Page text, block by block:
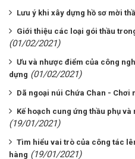
Lưu ý khi xây dựng hồ sơ mời
Giới thiệu các loại gói thầu
(01/02/2021)
Ưu và nhược điểm của công
dựng (01/02/2021)
Dã ngoại núi Chứa Chan - Chơi
Kế hoạch cung ứng thầu phụ
(19/01/2021)
Tìm hiểu vai trò của công tác
hàng (19/01/2021)